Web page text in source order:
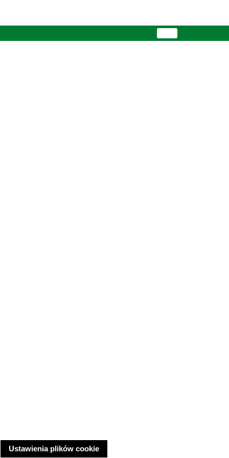
Ustawienia plików cookie